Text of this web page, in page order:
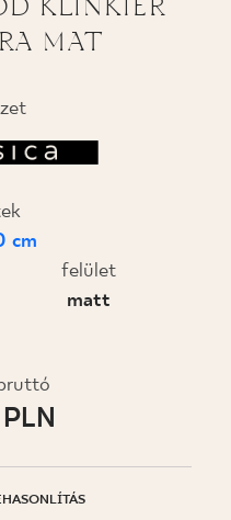
MAT
cm
felület
matt